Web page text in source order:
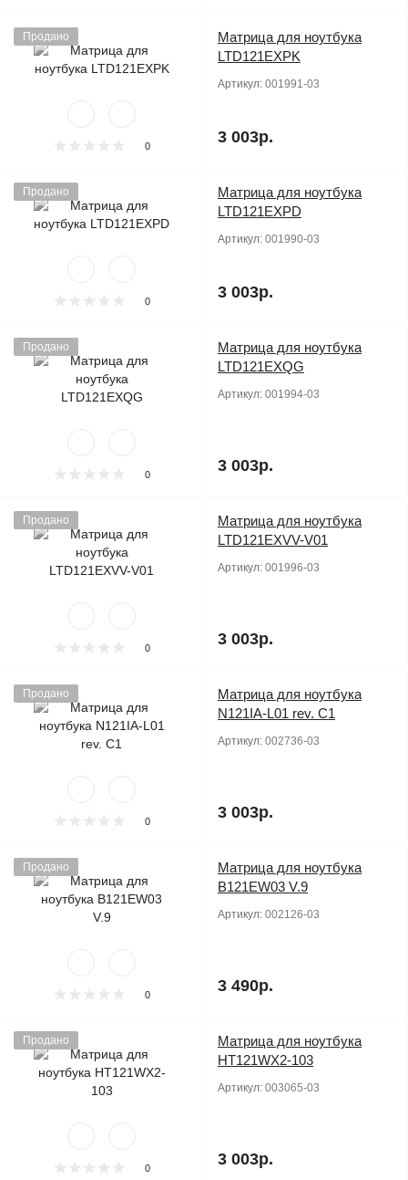
Продано
0
Матрица для ноутбука
LTD121EXPK
Артикул: 001991-03
3 003р.
Продано
0
Матрица для ноутбука
LTD121EXPD
Артикул: 001990-03
3 003р.
Продано
0
Матрица для ноутбука
LTD121EXQG
Артикул: 001994-03
3 003р.
Продано
0
Матрица для ноутбука
LTD121EXVV-V01
Артикул: 001996-03
3 003р.
Продано
0
Матрица для ноутбука
N121IA-L01 rev. C1
Артикул: 002736-03
3 003р.
Продано
0
Матрица для ноутбука
B121EW03 V.9
Артикул: 002126-03
3 490р.
Продано
0
Матрица для ноутбука
HT121WX2-103
Артикул: 003065-03
3 003р.